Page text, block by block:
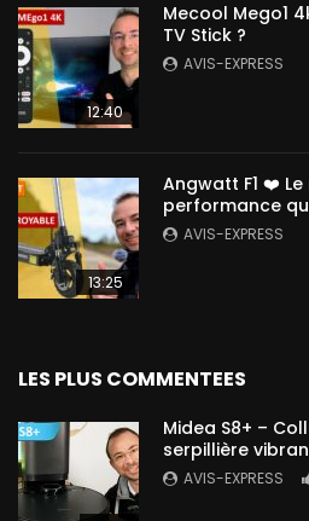
12:40
Mecool Mego1
TV Stick ?
AVIS-EXPRESS
13:25
Angwatt F1 ❤️
performance
AVIS-EXPRESS
LES PLUS COMMENTEES
Midea S8+ –
serpillière
AVIS-EXPRESS